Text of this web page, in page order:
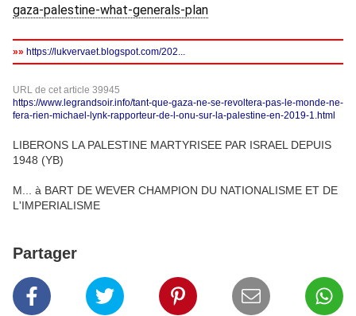
gaza-palestine-what-generals-plan
»» https://lukvervaet.blogspot.com/202...
URL de cet article 39945
https://www.legrandsoir.info/tant-que-gaza-ne-se-revoltera-pas-le-monde-ne-
fera-rien-michael-lynk-rapporteur-de-l-onu-sur-la-palestine-en-2019-1.html
LIBERONS LA PALESTINE MARTYRISEE PAR ISRAEL DEPUIS
1948 (YB)
M... à BART DE WEVER CHAMPION DU NATIONALISME ET DE
L'IMPERIALISME
Partager